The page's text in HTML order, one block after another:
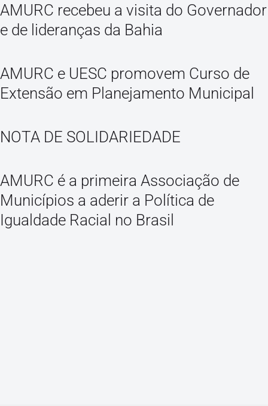
AMURC recebeu a visita do Governador
e de lideranças da Bahia
AMURC e UESC promovem Curso de
Extensão em Planejamento Municipal
NOTA DE SOLIDARIEDADE
AMURC é a primeira Associação de
Municípios a aderir a Política de
Igualdade Racial no Brasil